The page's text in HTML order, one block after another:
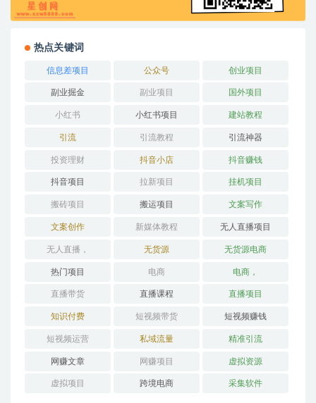
热点关键词
信息差项目 公众号 创业项目
副业掘金 副业项目 国外项目
小红书 小红书项目 建站教程
引流 引流教程 引流神器
投资理财 抖音小店 抖音赚钱
抖音项目 拉新项目 挂机项目
搬砖项目 搬运项目 文案写作
文案创作 新媒体教程 无人直播项目
无人直播， 无货源 无货源电商
热门项目 电商 电商，
直播带货 直播课程 直播项目
知识付费 短视频带货 短视频赚钱
短视频运营 私域流量 精准引流
网赚文章 网赚项目 虚拟资源
虚拟项目 跨境电商 采集软件